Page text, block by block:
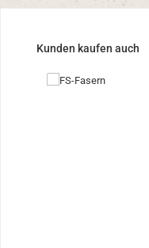
Produktgalerie überspringen
Kunden kaufen auch